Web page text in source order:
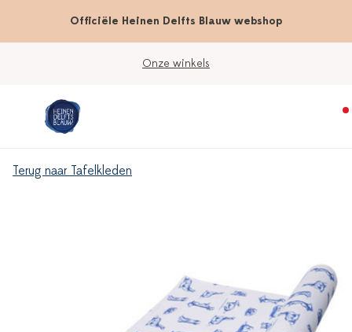
Officiële Heinen Delfts Blauw webshop
Onze winkels
Terug naar Tafelkleden